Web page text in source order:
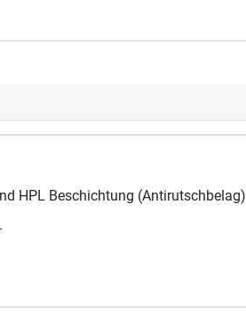
HPL Beschichtung (Antirutschbelag)